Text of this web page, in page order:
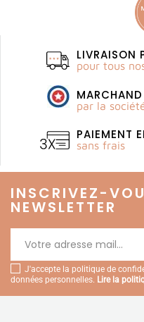
LIVRAISON
pour tous
par la
PAIEMENT
sans frais
INSCRIVEZ-
NEWSLETTER
J'accepte la politique de
données personnelles. Lire la